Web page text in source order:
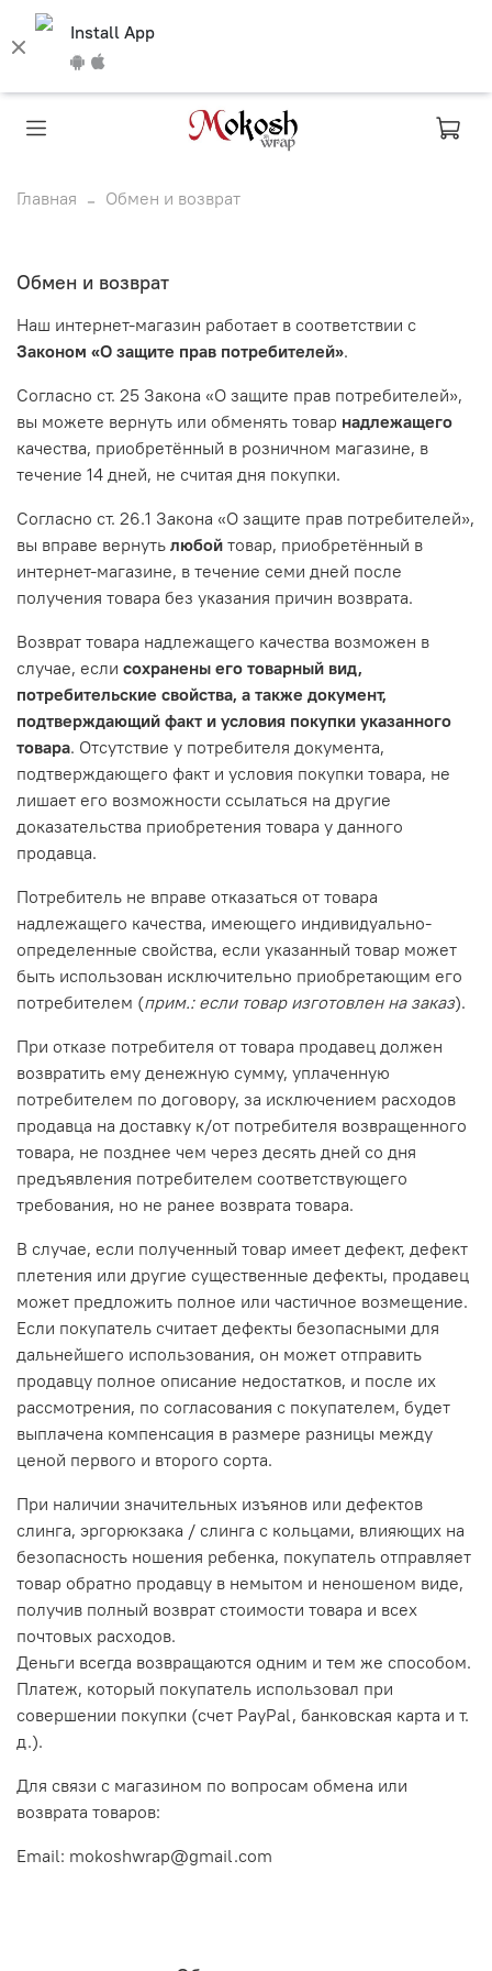
Install App
Главная Обмен и возврат
Обмен и возврат
Наш интернет-магазин работает в соответствии с
Законом «О защите прав потребителей».
Согласно ст. 25 Закона «О защите прав потребителей»,
вы можете вернуть или обменять товар надлежащего
качества, приобретённый в розничном магазине, в
течение 14 дней, не считая дня покупки.
Согласно ст. 26.1 Закона «О защите прав потребителей»,
вы вправе вернуть любой товар, приобретённый в
интернет-магазине, в течение семи дней после
получения товара без указания причин возврата.
Возврат товара надлежащего качества возможен в
случае, если сохранены его товарный вид,
потребительские свойства, а также документ,
подтверждающий факт и условия покупки указанного
товара. Отсутствие у потребителя документа,
подтверждающего факт и условия покупки товара, не
лишает его возможности ссылаться на другие
доказательства приобретения товара у данного
продавца.
Потребитель не вправе отказаться от товара
надлежащего качества, имеющего индивидуально-
определенные свойства, если указанный товар может
быть использован исключительно приобретающим его
потребителем (прим.: если товар изготовлен на заказ).
При отказе потребителя от товара продавец должен
возвратить ему денежную сумму, уплаченную
потребителем по договору, за исключением расходов
продавца на доставку к/от потребителя возвращенного
товара, не позднее чем через десять дней со дня
предъявления потребителем соответствующего
требования, но не ранее возврата товара.
В случае, если полученный товар имеет дефект, дефект
плетения или другие существенные дефекты, продавец
может предложить полное или частичное возмещение.
Если покупатель считает дефекты безопасными для
дальнейшего использования, он может отправить
продавцу полное описание недостатков, и после их
рассмотрения, по согласования с покупателем, будет
выплачена компенсация в размере разницы между
ценой первого и второго сорта.
При наличии значительных изъянов или дефектов
слинга, эргорюкзака / слинга с кольцами, влияющих на
безопасность ношения ребенка, покупатель отправляет
товар обратно продавцу в немытом и неношеном виде,
получив полный возврат стоимости товара и всех
почтовых расходов.
Деньги всегда возвращаются одним и тем же способом.
Платеж, который покупатель использовал при
совершении покупки (счет PayPal, банковская карта и т.
д.).
Для связи с магазином по вопросам обмена или
возврата товаров:
Email: mokoshwrap@gmail.com